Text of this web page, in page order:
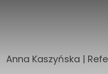
Anna Kaszyńska |